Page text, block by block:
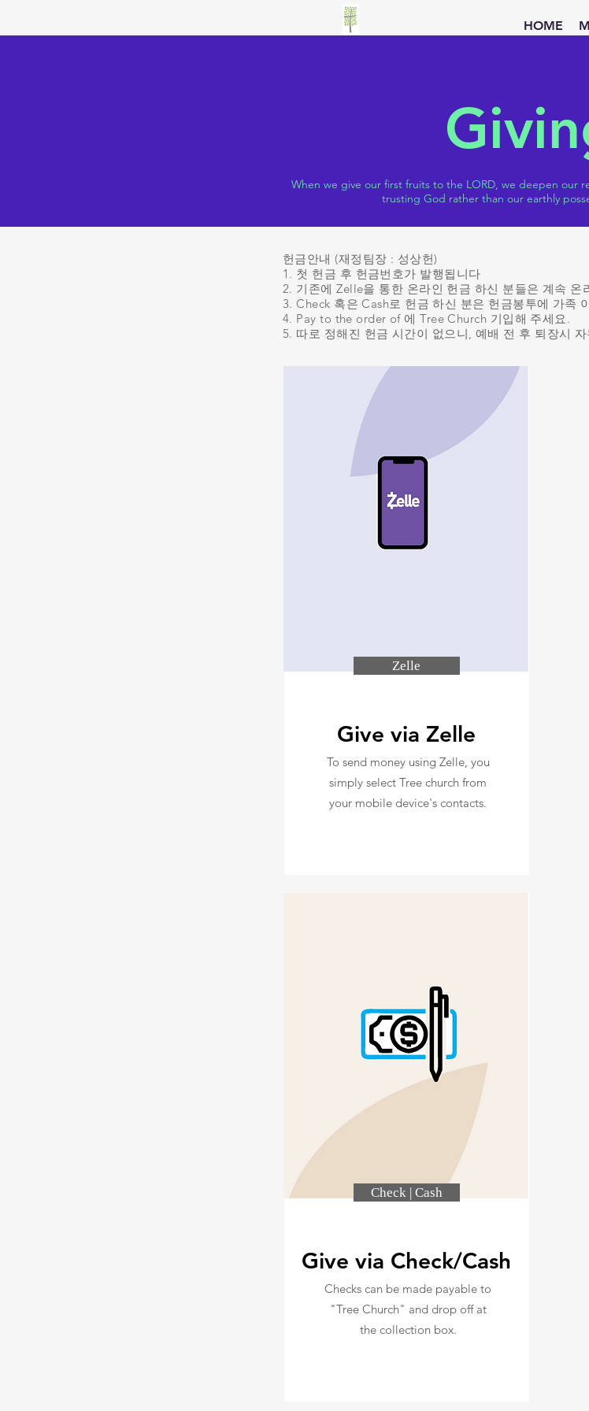
HOME
When we give our first fruits to the LORD, we deepen our
trusting God rather than our earthly
헌금안내 (재정팀장 : 성상헌)
1. 첫 헌금 후 헌금번호가 발행됩니다
2. 기존에 Zelle을 통한 온라인 헌금 하신 분들은 계속 온
3. Check 혹은 Cash로 헌금 하신 분은 헌금봉투에 가족
4. Pay to the order of 에 Tree Church 기입해 주세요.
5. 따로 정해진 헌금 시간이 없으니, 예배 전 후 퇴장시
Zelle
Give via Zelle
To send money using Zelle, you
simply select Tree church from
your mobile device's contacts.
Check | Cash
Give via Check/Cash
Checks can be made payable to
"Tree Church" and drop off at
the collection box.